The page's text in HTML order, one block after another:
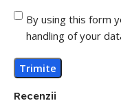
Recenzii
By using this form
handling of your